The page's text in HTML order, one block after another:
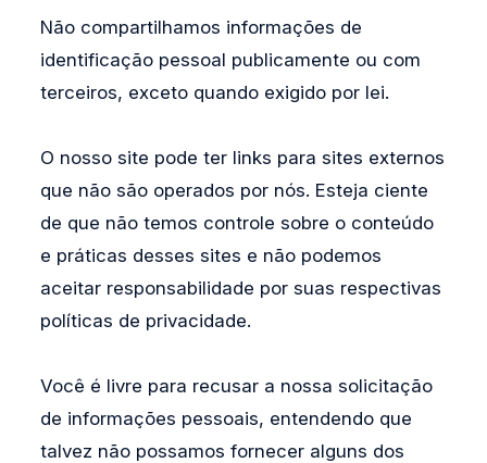
Não compartilhamos informações de
identificação pessoal publicamente ou com
terceiros, exceto quando exigido por lei.
O nosso site pode ter links para sites externos
que não são operados por nós. Esteja ciente
de que não temos controle sobre o conteúdo
e práticas desses sites e não podemos
aceitar responsabilidade por suas respectivas
políticas de privacidade.
Você é livre para recusar a nossa solicitação
de informações pessoais, entendendo que
talvez não possamos fornecer alguns dos